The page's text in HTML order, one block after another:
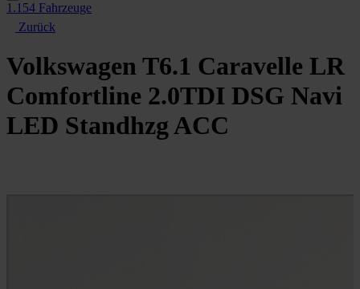
1.154 Fahrzeuge
Zurück
Volkswagen T6.1 Caravelle LR
Comfortline 2.0TDI DSG Navi
LED Standhzg ACC